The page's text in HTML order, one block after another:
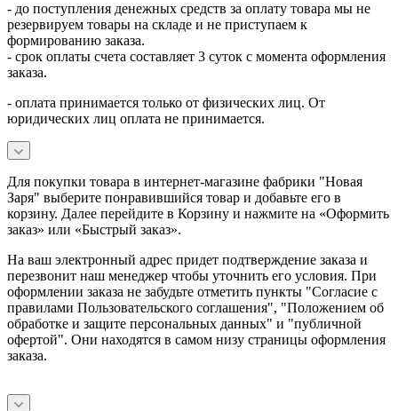
- до поступления денежных средств за оплату товара мы не
резервируем товары на складе и не приступаем к
формированию заказа.
- срок оплаты счета составляет 3 суток с момента оформления
заказа.
- оплата принимается только от физических лиц. От
юридических лиц оплата не принимается.
Для покупки товара в интернет-магазине фабрики "Новая
Заря" выберите понравившийся товар и добавьте его в
корзину. Далее перейдите в Корзину и нажмите на «Оформить
заказ» или «Быстрый заказ».
На ваш электронный адрес придет подтверждение заказа и
перезвонит наш менеджер чтобы уточнить его условия. При
оформлении заказа не забудьте отметить пункты "Согласие с
правилами Пользовательского соглашения", "Положением об
обработке и защите персональных данных" и "публичной
офертой". Они находятся в самом низу страницы оформления
заказа.